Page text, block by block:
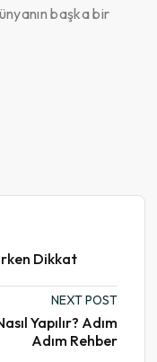
başka bir
Dikkat
NEXT POST
Yapılır? Adım
Adım Rehber